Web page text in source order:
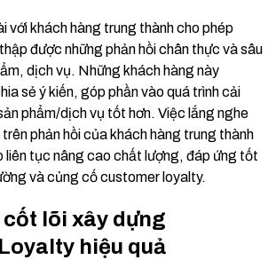
với khách hàng trung thành cho phép
được những phản hồi chân thực và sâu
dịch vụ. Những khách hàng này
sẻ ý kiến, góp phần vào quá trình cải
phẩm/dịch vụ tốt hơn. Việc lắng nghe
phản hồi của khách hàng trung thành
liên tục nâng cao chất lượng, đáp ứng tốt
và củng cố customer loyalty.
cốt lõi xây dựng
hiệu quả